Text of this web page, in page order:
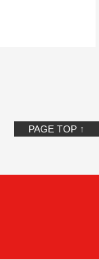
PAGE TOP ↑